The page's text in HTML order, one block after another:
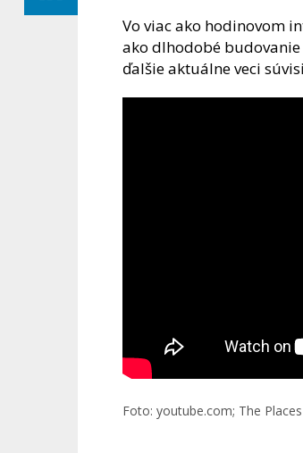
Vo viac ako hodinovom
ako dlhodobé
ďalšie aktuálne veci
Foto: youtube.com; The